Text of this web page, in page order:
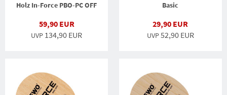
Holz In-Force PBO-PC OFF
59,90 EUR
UVP 134,90 EUR
Basic
29,90 EUR
UVP52,90 EUR